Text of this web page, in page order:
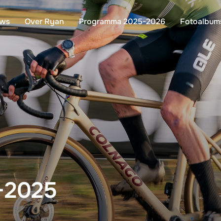
Over Ryan Programma 2025-2026